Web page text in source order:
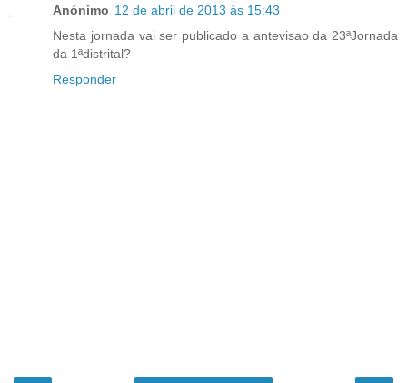
Anónimo 12 de abril de 2013 às 15:43
Nesta jornada vai ser publicado a antevisao da 23ªJornada
da 1ªdistrital?
Responder